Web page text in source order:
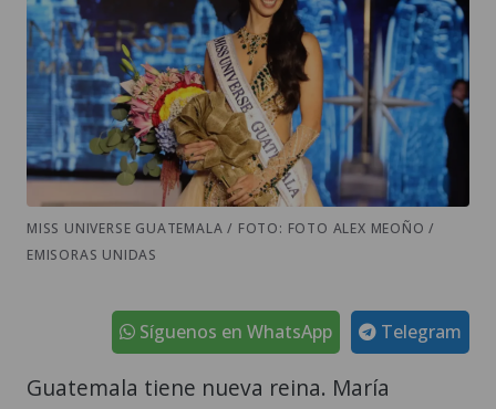
MISS UNIVERSE GUATEMALA / FOTO: FOTO ALEX MEOÑO /
EMISORAS UNIDAS
Telegram
Síguenos en WhatsApp
Guatemala tiene nueva reina. María